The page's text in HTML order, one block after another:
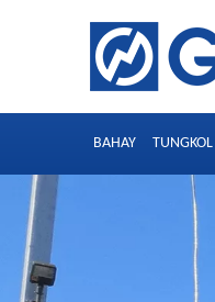
BAHAY